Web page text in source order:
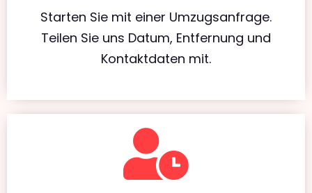
Starten Sie mit einer Umzugsanfrage.
Teilen Sie uns Datum, Entfernung und
Kontaktdaten mit.